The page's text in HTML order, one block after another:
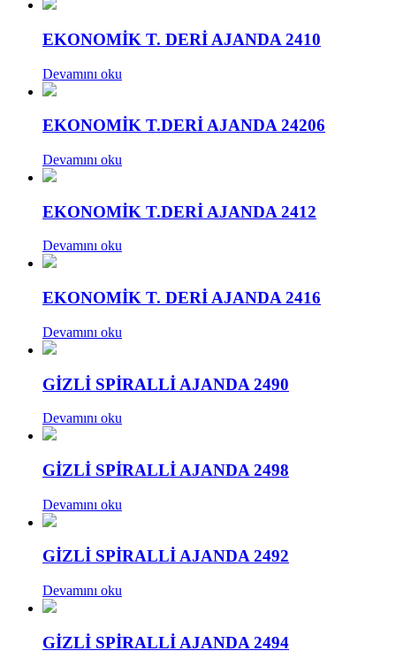
EKONOMİK T. DERİ AJANDA 2410
Devamını oku
EKONOMİK T.DERİ AJANDA 24206
Devamını oku
EKONOMİK T.DERİ AJANDA 2412
Devamını oku
EKONOMİK T. DERİ AJANDA 2416
Devamını oku
GİZLİ SPİRALLİ AJANDA 2490
Devamını oku
GİZLİ SPİRALLİ AJANDA 2498
Devamını oku
GİZLİ SPİRALLİ AJANDA 2492
Devamını oku
GİZLİ SPİRALLİ AJANDA 2494